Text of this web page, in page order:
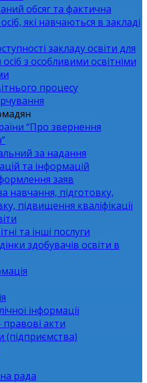
обсяг та фактична
осіб, які навчаються в закладі
закладу освіти для
з особливими освітніми
процесу
“Про звернення
за надання
та інформацій
заяв
навчання, підготовку,
підвищення кваліфікації
та інші послуги
здобувачів освіти в
інформації
акти
(підприємства)
рада